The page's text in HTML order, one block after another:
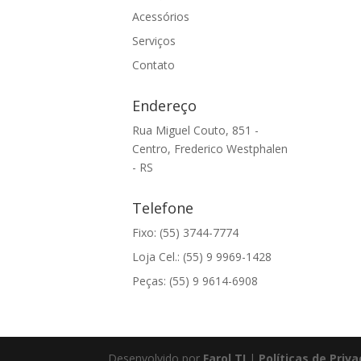
Acessórios
Serviços
Contato
Endereço
Rua Miguel Couto, 851 -
Centro, Frederico Westphalen
- RS
Telefone
Fixo: (55) 3744-7774
Loja Cel.: (55) 9 9969-1428
Peças: (55) 9 9614-6908
Desenvolvido por Farol TI | Políticas de